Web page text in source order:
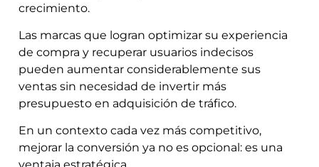
crecimiento.
Las marcas que logran optimizar su experiencia
de compra y recuperar usuarios indecisos
pueden aumentar considerablemente sus
ventas sin necesidad de invertir más
presupuesto en adquisición de tráfico.
En un contexto cada vez más competitivo,
mejorar la conversión ya no es opcional: es una